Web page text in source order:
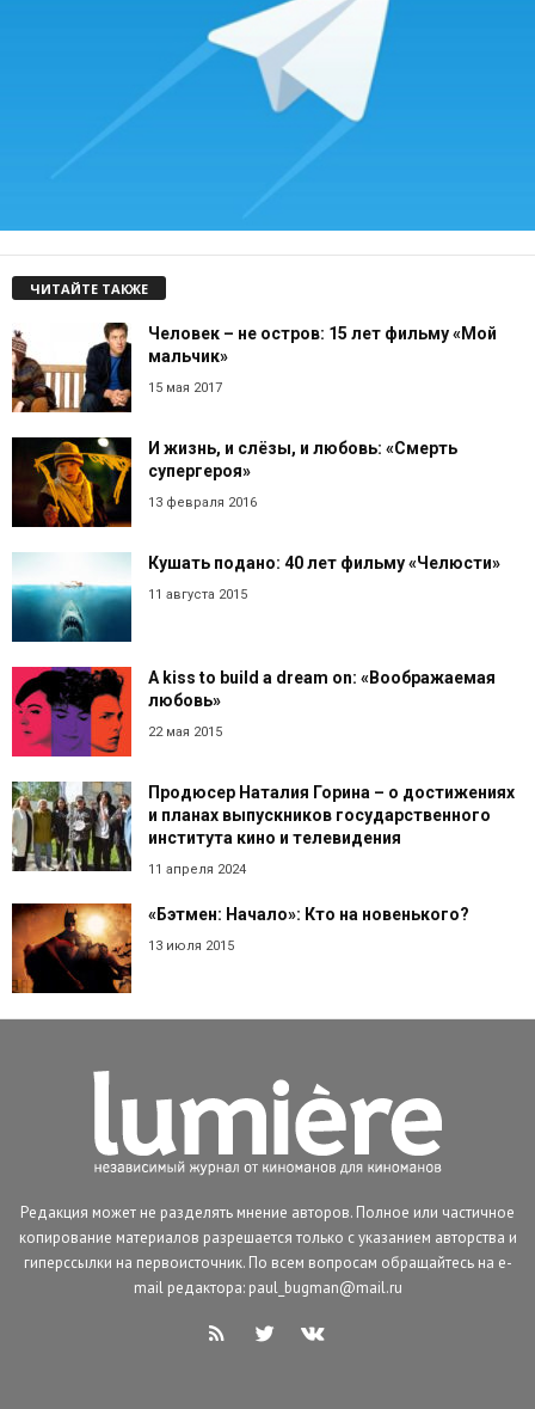
ЧИТАЙТЕ ТАКЖЕ
Человек – не остров: 15 лет фильму «Мой
мальчик»
15 мая 2017
И жизнь, и слёзы, и любовь: «Смерть
супергероя»
13 февраля 2016
Кушать подано: 40 лет фильму «Челюсти»
11 августа 2015
A kiss to build a dream on: «Воображаемая
любовь»
22 мая 2015
Продюсер Наталия Горина – о достижениях
и планах выпускников государственного
института кино и телевидения
11 апреля 2024
«Бэтмен: Начало»: Кто на новенького?
13 июля 2015
Редакция может не разделять мнение авторов. Полное или частичное
копирование материалов разрешается только с указанием авторства и
гиперссылки на первоисточник. По всем вопросам обращайтесь на e-
mail редактора: paul_bugman@mail.ru